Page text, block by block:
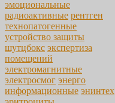
эмоциональные
радиоактивные рентген
технопатогенные
устройство защиты
шутцбокс экспертиза
помещений
электромагнитные
электросмог энерго
информационные энинтех